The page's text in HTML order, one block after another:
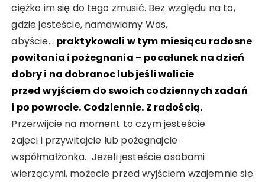
ciężko im się do tego zmusić. Bez względu na to,
gdzie jesteście, namawiamy Was,
abyście… praktykowali w tym miesiącu radosne
powitania i pożegnania – pocałunek na dzień
dobry i na dobranoc lub jeśli wolicie
przed wyjściem do swoich codziennych zadań
i po powrocie. Codziennie. Z radością.
Przerwijcie na moment to czym jesteście
zajęci i przywitajcie lub pożegnajcie
współmałżonka. Jeżeli jesteście osobami
wierzącymi, możecie przed wyjściem wzajemnie się